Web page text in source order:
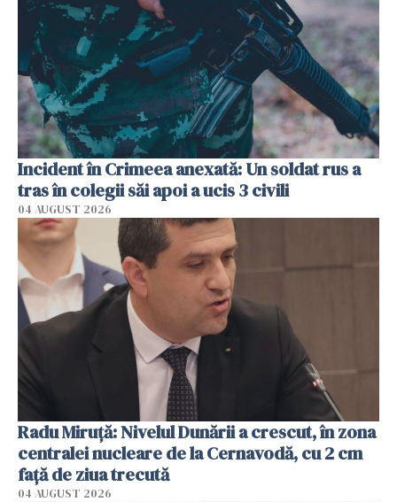
Incident în Crimeea anexată: Un soldat rus a
tras în colegii săi apoi a ucis 3 civili
04 AUGUST 2026
Radu Miruţă: Nivelul Dunării a crescut, în zona
centralei nucleare de la Cernavodă, cu 2 cm
faţă de ziua trecută
04 AUGUST 2026